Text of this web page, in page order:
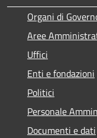
Organi di
Aree
Uffici
Enti e fondazioni
Politici
Personale
Documenti e dati